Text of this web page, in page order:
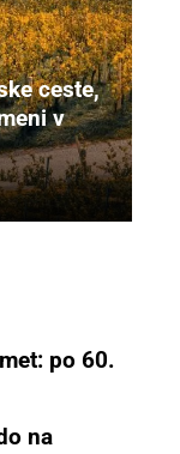
ceste,
v
po 60.
na